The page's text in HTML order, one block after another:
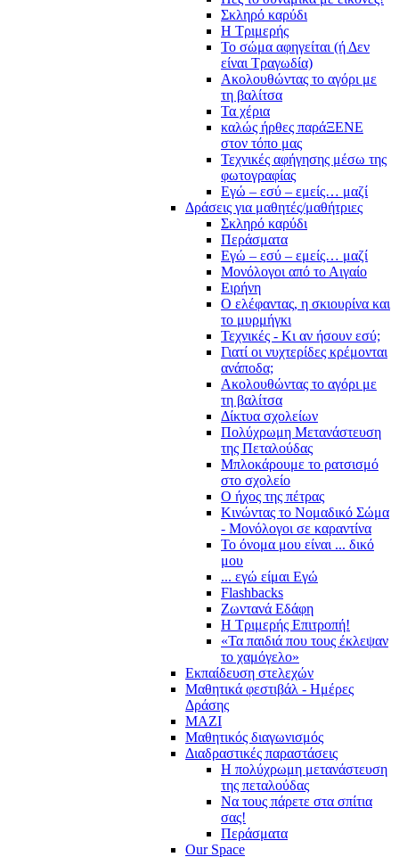
Σκληρό καρύδι
Η Τριμερής
Το σώμα αφηγείται (ή Δεν
είναι Τραγωδία)
Ακολουθώντας το αγόρι με
τη βαλίτσα
Τα χέρια
καλώς ήρθες παράΞΕΝΕ
στον τόπο μας
Τεχνικές αφήγησης μέσω της
φωτογραφίας
Εγώ – εσύ – εμείς… μαζί
Δράσεις για μαθητές/μαθήτριες
Σκληρό καρύδι
Περάσματα
Εγώ – εσύ – εμείς… μαζί
Μονόλογοι από το Αιγαίο
Ειρήνη
Ο ελέφαντας, η σκιουρίνα και
το μυρμήγκι
Τεχνικές - Κι αν ήσουν εσύ;
Γιατί οι νυχτερίδες κρέμονται
ανάποδα;
Ακολουθώντας το αγόρι με
τη βαλίτσα
Δίκτυα σχολείων
Πολύχρωμη Μετανάστευση
της Πεταλούδας
Μπλοκάρουμε το ρατσισμό
στο σχολείο
Ο ήχος της πέτρας
Κινώντας το Νομαδικό Σώμα
- Μονόλογοι σε καραντίνα
Το όνομα μου είναι ... δικό
μου
... εγώ είμαι Εγώ
Flashbacks
Ζωντανά Εδάφη
Η Τριμερής Επιτροπή!
«Τα παιδιά που τους έκλεψαν
το χαμόγελο»
Εκπαίδευση στελεχών
Μαθητικά φεστιβάλ - Ημέρες
Δράσης
ΜΑΖΙ
Μαθητικός διαγωνισμός
Διαδραστικές παραστάσεις
Η πολύχρωμη μετανάστευση
της πεταλούδας
Να τους πάρετε στα σπίτια
σας!
Περάσματα
Our Space